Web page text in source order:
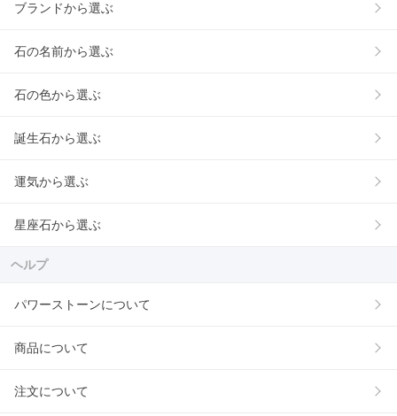
ブランドから選ぶ
石の名前から選ぶ
石の色から選ぶ
誕生石から選ぶ
運気から選ぶ
星座石から選ぶ
ヘルプ
パワーストーンについて
商品について
注文について